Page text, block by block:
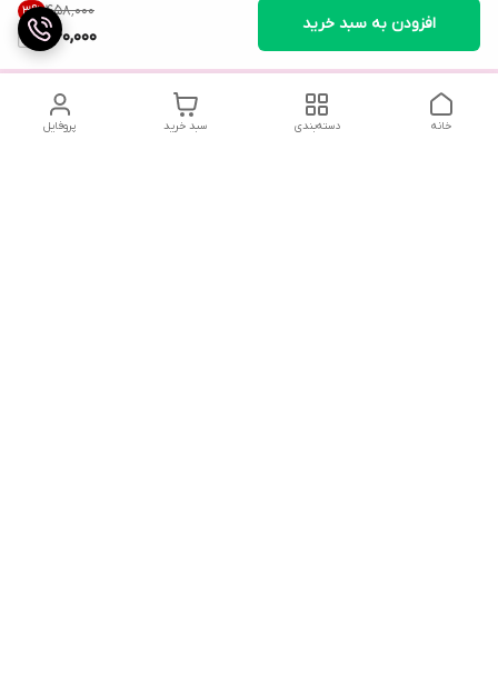
۴۵۸٬۰۰۰ 3%
440,000
افزودن به سبد خرید
پروفایل سبد خرید دسته‌بندی خانه